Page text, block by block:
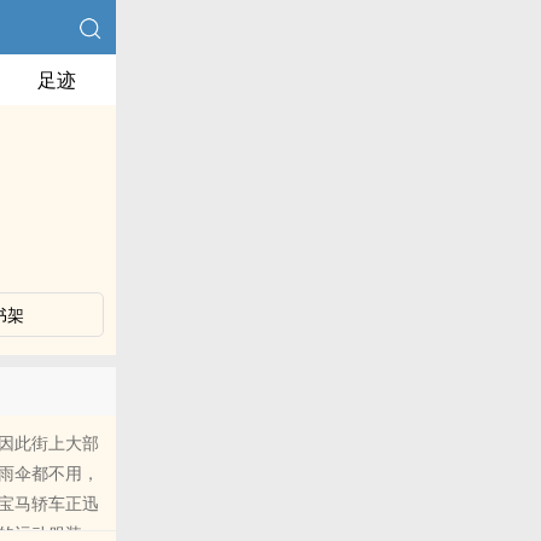
足迹
架
此街上大部
伞都不用，
马轿车正迅
动服装，